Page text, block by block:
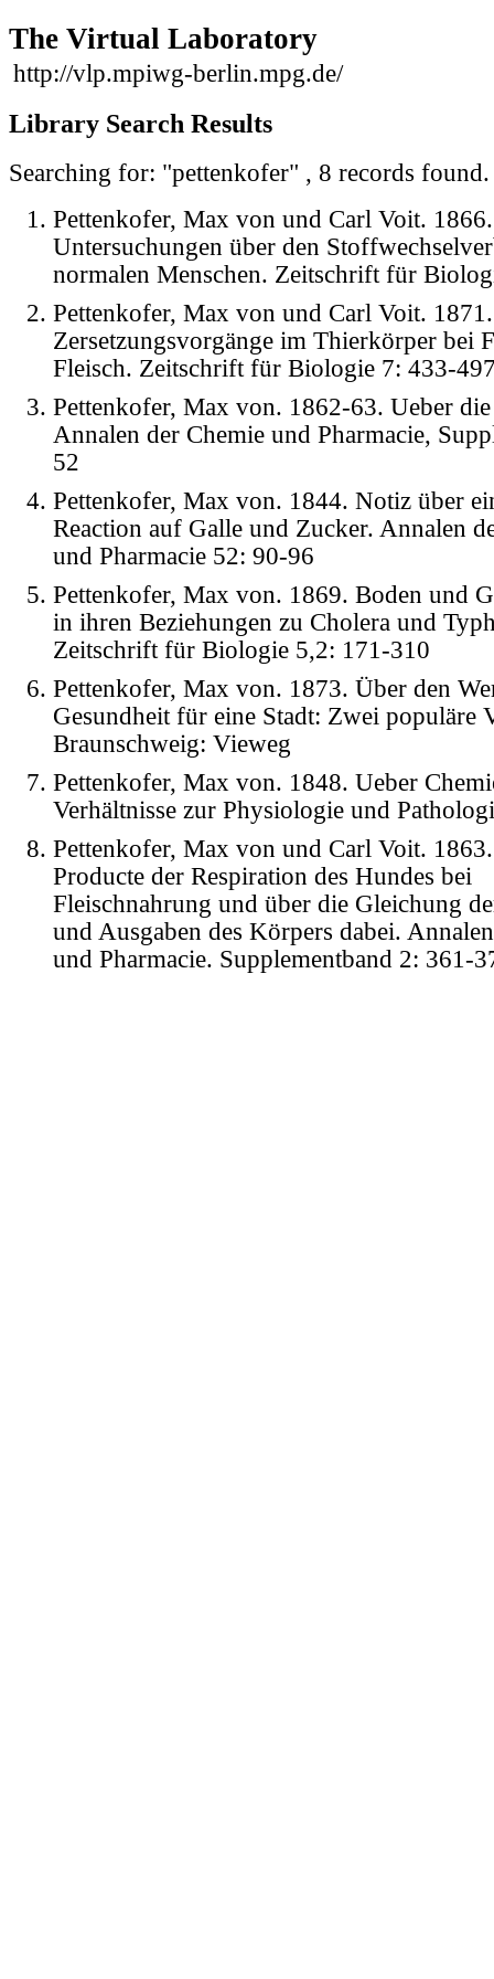
The Virtual Laboratory
http://vlp.mpiwg-berlin.mpg.de/
Library Search Results
Searching for: "pettenkofer" , 8 records
Pettenkofer, Max von und Carl Voit. 1866.
Untersuchungen über den
normalen Menschen. Zeitschrift für
Pettenkofer, Max von und Carl Voit.
Zersetzungsvorgänge im Thierkörper bei
Fleisch. Zeitschrift für Biologie 7: 433-
Pettenkofer, Max von. 1862-63. Ueber
Annalen der Chemie und Pharmacie,
52
Pettenkofer, Max von. 1844. Notiz über
Reaction auf Galle und Zucker. Annalen
und Pharmacie 52: 90-96
Pettenkofer, Max von. 1869. Boden und
in ihren Beziehungen zu Cholera und
Zeitschrift für Biologie 5,2: 171-310
Pettenkofer, Max von. 1873. Über den
Gesundheit für eine Stadt: Zwei populäre
Braunschweig: Vieweg
Pettenkofer, Max von. 1848. Ueber
Verhältnisse zur Physiologie und
Pettenkofer, Max von und Carl Voit.
Producte der Respiration des Hundes bei
Fleischnahrung und über die Gleichung
und Ausgaben des Körpers dabei.
und Pharmacie. Supplementband 2: 361-